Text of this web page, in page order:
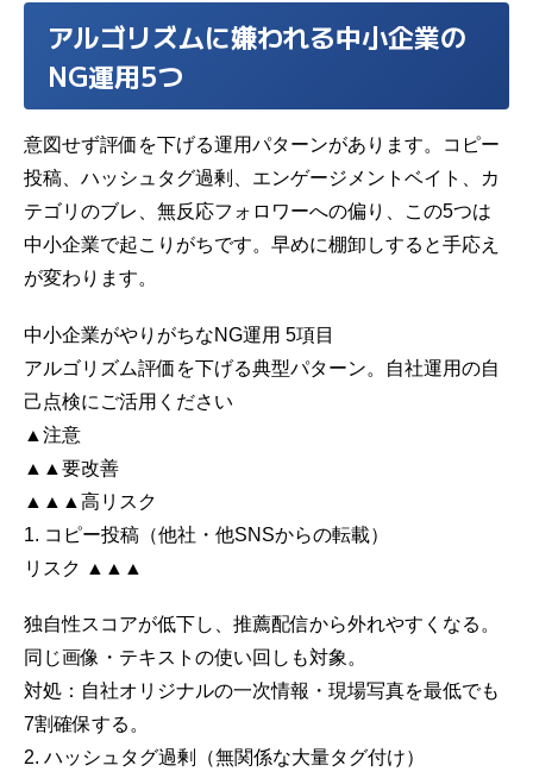
アルゴリズムに嫌われる中小企業の
NG運用5つ
意図せず評価を下げる運用パターンがあります。コピー
投稿、ハッシュタグ過剰、エンゲージメントベイト、カ
テゴリのブレ、無反応フォロワーへの偏り、この5つは
中小企業で起こりがちです。早めに棚卸しすると手応え
が変わります。
中小企業がやりがちなNG運用 5項目
アルゴリズム評価を下げる典型パターン。自社運用の自
己点検にご活用ください
▲ 注意
▲▲ 要改善
▲▲▲ 高リスク
1. コピー投稿（他社・他SNSからの転載）
リスク ▲▲▲
独自性スコアが低下し、推薦配信から外れやすくなる。
同じ画像・テキストの使い回しも対象。
対処： 自社オリジナルの一次情報・現場写真を最低でも
7割確保する。
2. ハッシュタグ過剰（無関係な大量タグ付け）